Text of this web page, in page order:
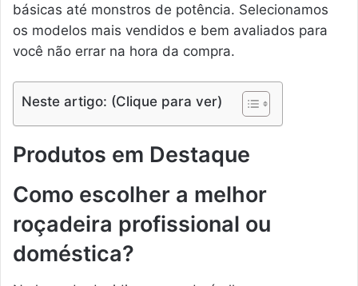
básicas até monstros de potência. Selecionamos
os modelos mais vendidos e bem avaliados para
você não errar na hora da compra.
Neste artigo: (Clique para ver)
Produtos em Destaque
Como escolher a melhor
roçadeira profissional ou
doméstica?